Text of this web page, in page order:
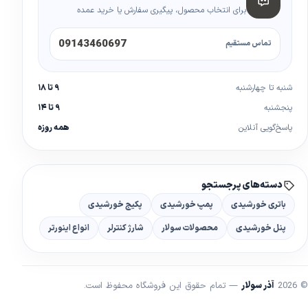
برای انتخاب محصول، پیگیری سفارش یا خرید عمده
تماس مستقیم 09143460697
شنبه تا چهارشنبه
۹ تا ۱۸
پنجشنبه
۹ تا ۱۴
پاسخ‌گویی آنلاین
همه روزه
دسته‌های پرجستجو
باتری خورشیدی پمپ خورشیدی
پکیج خورشیدی
پنل خورشیدی
محصولات سولار شارژ کنترلر انواع اینورتر
© 2026 آذر سولار — تمام حقوق این فروشگاه محفوظ است.